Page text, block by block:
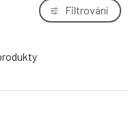
Filtrování